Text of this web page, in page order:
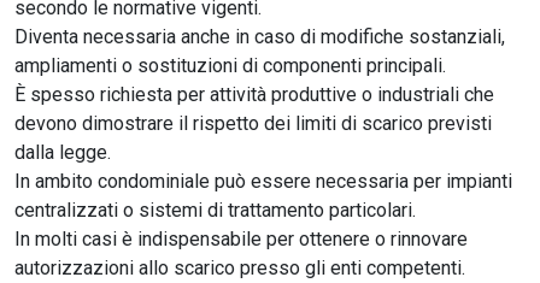
secondo le normative vigenti.
Diventa necessaria anche in caso di modifiche sostanziali,
ampliamenti o sostituzioni di componenti principali.
È spesso richiesta per attività produttive o industriali che
devono dimostrare il rispetto dei limiti di scarico previsti
dalla legge.
In ambito condominiale può essere necessaria per impianti
centralizzati o sistemi di trattamento particolari.
In molti casi è indispensabile per ottenere o rinnovare
autorizzazioni allo scarico presso gli enti competenti.